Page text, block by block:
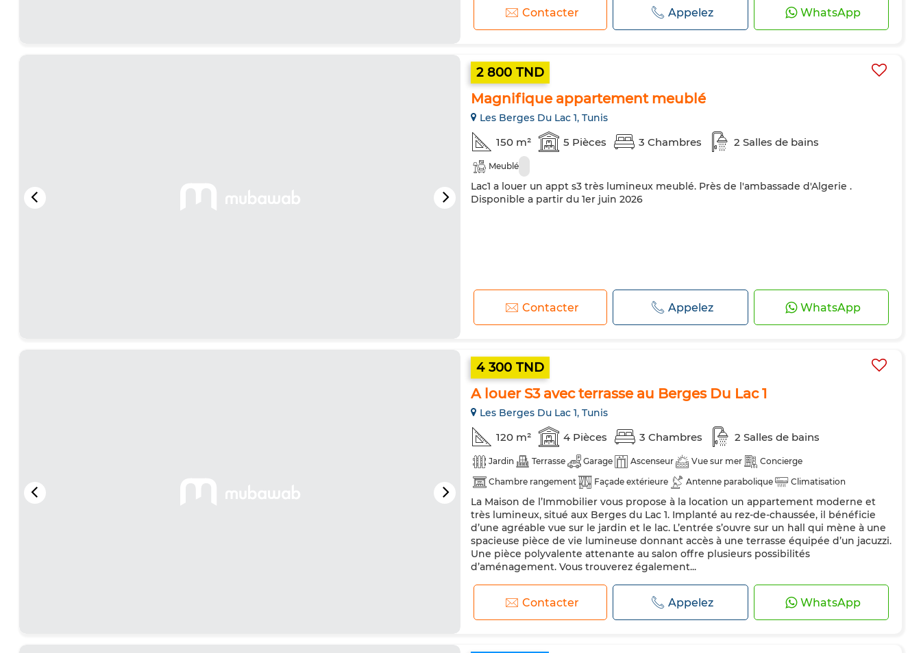
Contacter Appelez WhatsApp
2 800 TND
Magnifique appartement meublé
Les Berges Du Lac 1, Tunis
150 m² 5 Pièces 3 Chambres 2 Salles de bains
Meublé
Lac1 a louer un appt s3 très lumineux meublé. Près de l'ambassade d'Algerie .
Disponible a partir du 1er juin 2026
Contacter Appelez WhatsApp
4 300 TND
A louer S3 avec terrasse au Berges Du Lac 1
Les Berges Du Lac 1, Tunis
120 m² 4 Pièces 3 Chambres 2 Salles de bains
Jardin Terrasse Garage Ascenseur Vue sur mer
Concierge
Chambre rangement
Façade extérieure Antenne parabolique
Climatisation
Chauffage central
Sécurité Double vitrage Porte blindée
Cuisine équipée
Réfrigérateur
Machine à laver Micro-ondes
Animaux domestiques autorisés
La Maison de l’Immobilier vous propose à la location un appartement moderne et
très lumineux, situé aux Berges du Lac 1. Implanté au rez-de-chaussée, il bénéficie
d’une agréable vue sur le jardin et le lac. L’entrée s’ouvre sur un hall qui mène à une
spacieuse pièce de vie lumineuse donnant accès à une terrasse équipée d’un jacuzzi.
Une pièce polyvalente attenante au salon offre plusieurs possibilités
d’aménagement. Vous trouverez également...
Contacter Appelez WhatsApp